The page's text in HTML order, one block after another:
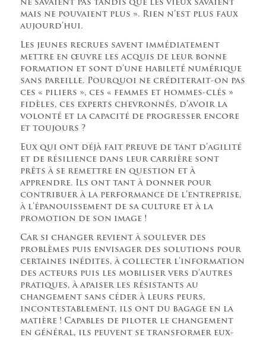
ne savaient pas tandis que les vieux savaient
mais ne pouvaient plus ». Rien n’est plus faux
aujourd’hui.
Les jeunes recrues savent immédiatement
mettre en œuvre les acquis de leur bonne
formation et sont d’une habileté numérique
sans pareille. Pourquoi ne créditerait-on pas
ces « piliers », ces « femmes et hommes-clés »
fidèles, ces experts chevronnés, d’avoir la
volonté et la capacité de progresser encore
et toujours ?
Eux qui ont déjà fait preuve de tant d’agilité
et de résilience dans leur carrière sont
prêts à se remettre en question et à
apprendre. Ils ont tant à donner pour
contribuer à la performance de l’entreprise,
à l’épanouissement de sa culture et à la
promotion de son image !
Car si changer revient à soulever des
problèmes puis envisager des solutions pour
certaines inédites, à collecter l’information
des acteurs puis les mobiliser vers d’autres
pratiques, à apaiser les résistants au
changement sans céder à leurs peurs,
incontestablement, ils ont du bagage en la
matière ! Capables de piloter le changement
en général, ils peuvent se transformer eux-